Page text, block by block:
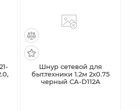
Шнур сетевой для
быт.техники 1.2м 2x0.75
черный CA-D112A